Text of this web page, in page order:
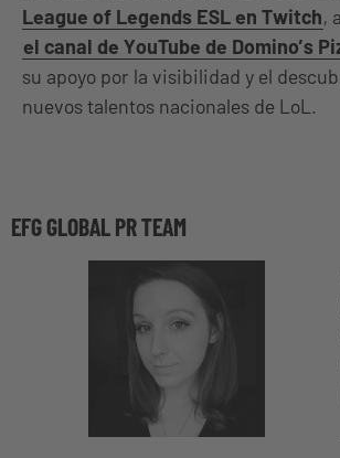
League of Legends ESL en Twitch,
el canal de YouTube de Domino’s
su apoyo por la visibilidad y el
nuevos talentos nacionales de LoL.
EFG GLOBAL PR TEAM